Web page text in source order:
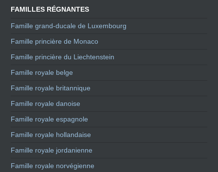
FAMILLES RÉGNANTES
Famille grand-ducale de Luxembourg
Famille princière de Monaco
Famille princière du Liechtenstein
Famille royale belge
Famille royale britannique
Famille royale danoise
Famille royale espagnole
Famille royale hollandaise
Famille royale jordanienne
Famille royale norvégienne